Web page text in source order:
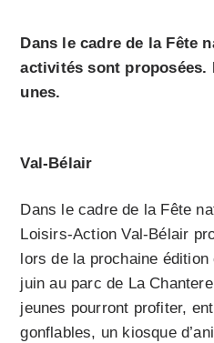
Dans le cadre de la Fête
activités sont proposées.
unes.
Val-Bélair
Dans le cadre de la Fête
Loisirs-Action Val-Bélair
lors de la prochaine
juin au parc de La
jeunes pourront profiter,
gonflables, un kiosque